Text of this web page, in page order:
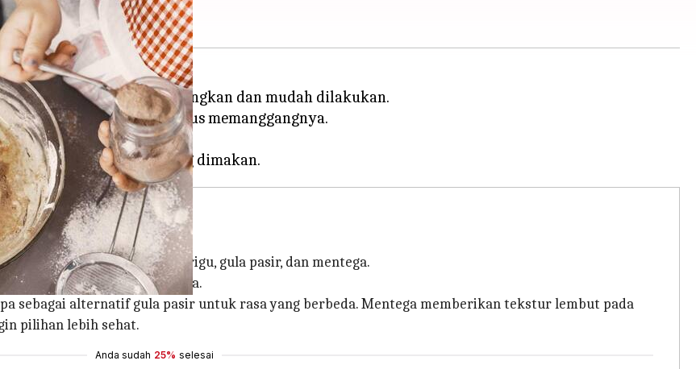
kegiatan yang menyenangkan dan mudah dilakukan.
camilan lezat tanpa harus memanggangnya.
telur mentah.
dasar seperti tepung terigu, gula pasir, dan mentega.
membunuh bakteri berbahaya.
sebagai alternatif gula pasir untuk rasa yang berbeda. Mentega memberikan tekstur lembut pada
pilihan lebih sehat.
Anda sudah 25% selesai